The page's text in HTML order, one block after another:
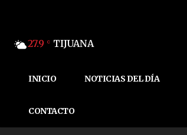
27.9 C TIJUANA
INICIO NOTICIAS DEL DÍA
CONTACTO